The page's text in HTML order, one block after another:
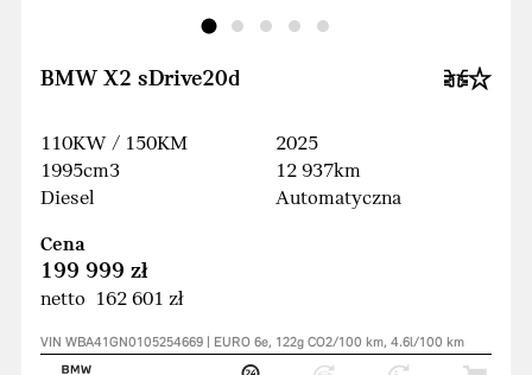
BMW X2 sDrive20d
110KW / 150KM
1995cm3
Diesel
2025
12 937km
Automatyczna
Cena
199 999 zł
netto 162 601 zł
VIN WBA41GN0105254669 | EURO 6e, 122g CO2/100 km, 4.6l/100 km